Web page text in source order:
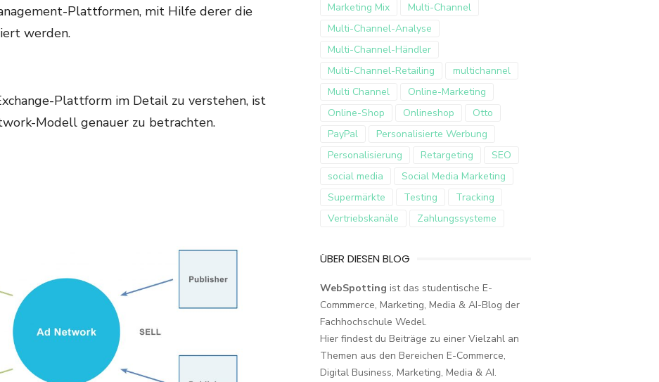
Plattformen, mit Hilfe derer die
werden.
Plattform im Detail zu verstehen, ist
Modell genauer zu betrachten.
Marketing Mix
Multi-Channel
Multi-Channel-Analyse
Multi-Channel-Händler
Multi-Channel-Retailing
multichannel
Multi Channel
Online-Marketing
Online-Shop
Onlineshop
Otto
PayPal
Personalisierte Werbung
Personalisierung
Retargeting
SEO
social media
Social Media Marketing
Supermärkte
Testing
Tracking
Vertriebskanäle
Zahlungssysteme
ÜBER DIESEN BLOG
WebSpotting ist das studentische E-
Commmerce, Marketing, Media & AI-Blog der
Fachhochschule Wedel.
Hier findest du Beiträge zu einer Vielzahl an
Themen aus den Bereichen E-Commerce,
Digital Business, Marketing, Media & AI.